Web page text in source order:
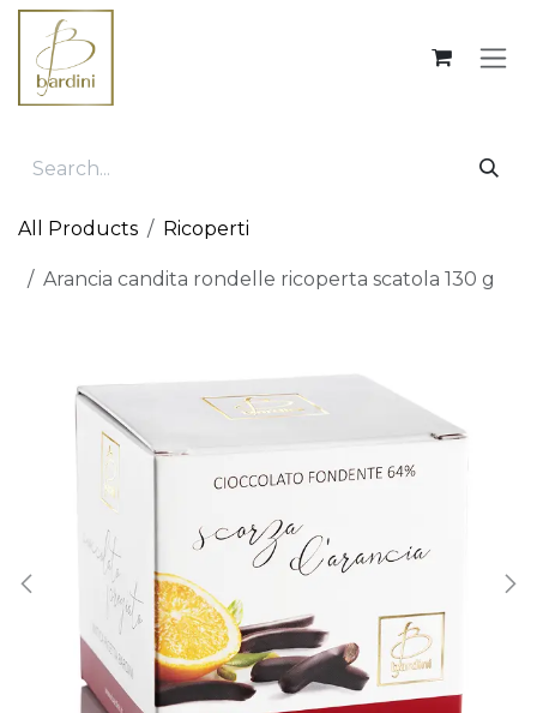
Skip to Content
All Products Ricoperti
Arancia candita rondelle ricoperta scatola 130 g